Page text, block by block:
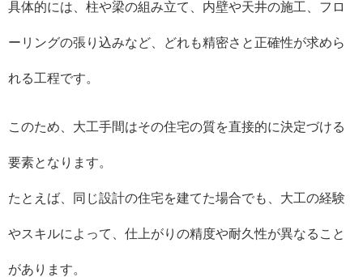
具体的には、柱や梁の組み立て、内壁や天井の施工、フロ
ーリングの張り込みなど、どれも精密さと正確性が求めら
れる工程です。
このため、大工手間はその住宅の質を直接的に決定づける
要素となります。
たとえば、同じ設計の住宅を建てた場合でも、大工の経験
やスキルによって、仕上がりの精度や耐久性が異なること
があります。